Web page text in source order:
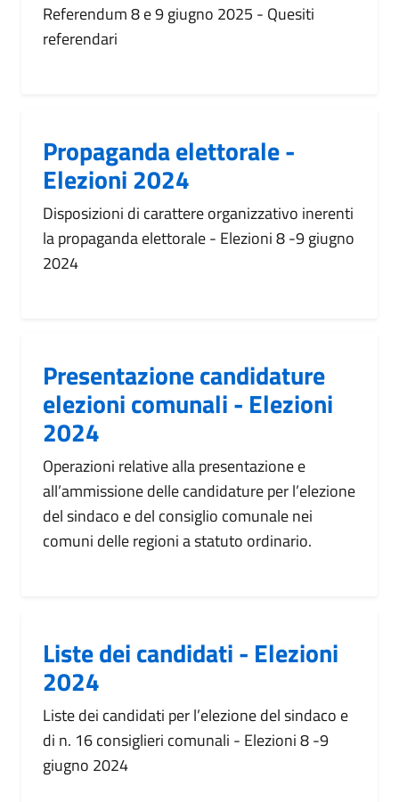
Referendum 8 e 9 giugno 2025 - Quesiti
referendari
Propaganda elettorale -
Elezioni 2024
Disposizioni di carattere organizzativo inerenti
la propaganda elettorale - Elezioni 8 -9 giugno
2024
Presentazione candidature
elezioni comunali - Elezioni
2024
Operazioni relative alla presentazione e
all’ammissione delle candidature per l’elezione
del sindaco e del consiglio comunale nei
comuni delle regioni a statuto ordinario.
Liste dei candidati - Elezioni
2024
Liste dei candidati per l’elezione del sindaco e
di n. 16 consiglieri comunali - Elezioni 8 -9
giugno 2024